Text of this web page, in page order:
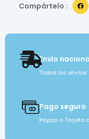
Compártelo :
Envío
Todos los
Pago seguro
Paypal o Tarjeta